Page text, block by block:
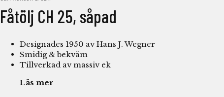
Fåtölj CH 25, såpad
Designades 1950 av Hans J. Wegner
Smidig & bekväm
Tillverkad av massiv ek
Läs mer